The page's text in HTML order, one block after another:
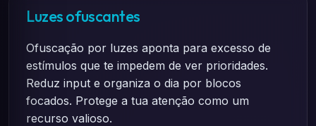
Luzes ofuscantes
Ofuscação por luzes aponta para excesso de
estímulos que te impedem de ver prioridades.
Reduz input e organiza o dia por blocos
focados. Protege a tua atenção como um
recurso valioso.